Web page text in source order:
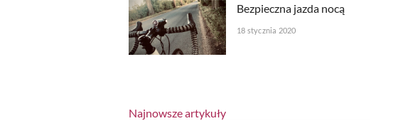
Bezpieczna jazda nocą
18 stycznia 2020
Najnowsze artykuły